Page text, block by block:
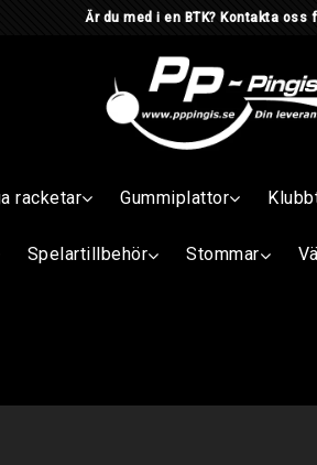
med i en BTK? Kontakta oss för
racketar Gummiplattor
Spelartillbehör Stommar